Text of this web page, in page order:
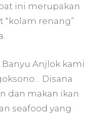
ini merupakan
renang”
Anjlok kami
Disana
dan makan ikan
seafood yang